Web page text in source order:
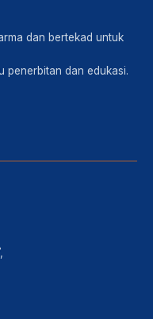
dan bertekad untuk
penerbitan dan edukasi.